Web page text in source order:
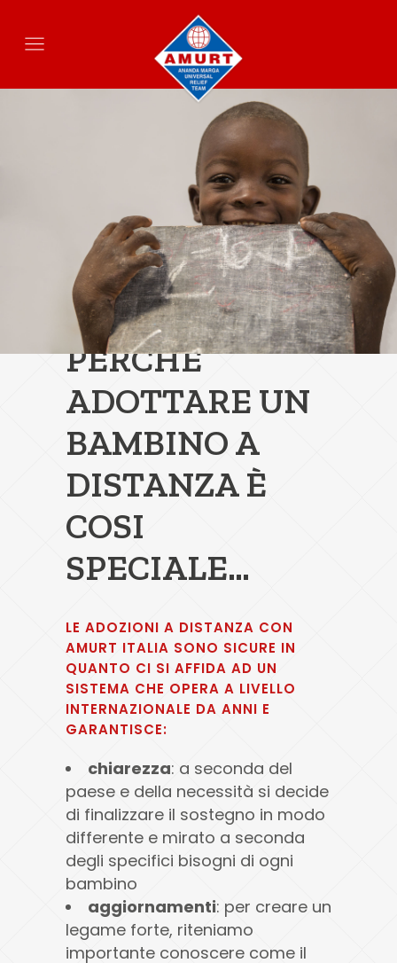
PERCHÈ
ADOTTARE UN
BAMBINO A
DISTANZA È
COSI
SPECIALE…
LE ADOZIONI A DISTANZA CON
AMURT ITALIA SONO SICURE IN
QUANTO CI SI AFFIDA AD UN
SISTEMA CHE OPERA A LIVELLO
INTERNAZIONALE DA ANNI E
GARANTISCE:
chiarezza: a seconda del
paese e della necessità si decide
di finalizzare il sostegno in modo
differente e mirato a seconda
degli specifici bisogni di ogni
bambino
aggiornamenti: per creare un
legame forte, riteniamo
importante conoscere come il